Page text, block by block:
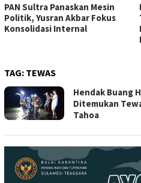
PAN Sultra Panaskan Mesin
Politik, Yusran Akbar Fokus
Konsolidasi Internal
TAG: TEWAS
Hendak Buang
Ditemukan
Tahoa